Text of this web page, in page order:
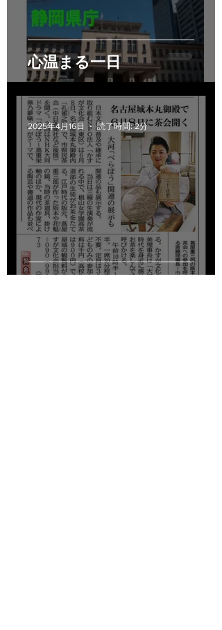
心温まる一日
2025年4月16日 読了時間: 2分